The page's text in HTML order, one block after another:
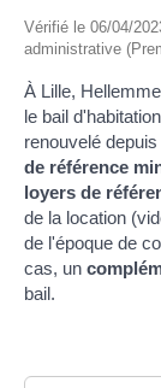
Vérifié le 06/04/
administrative
À Lille,
le bail
renouvelé
de référence
loyers de
de la location
de l'époque de
cas, un
bail.